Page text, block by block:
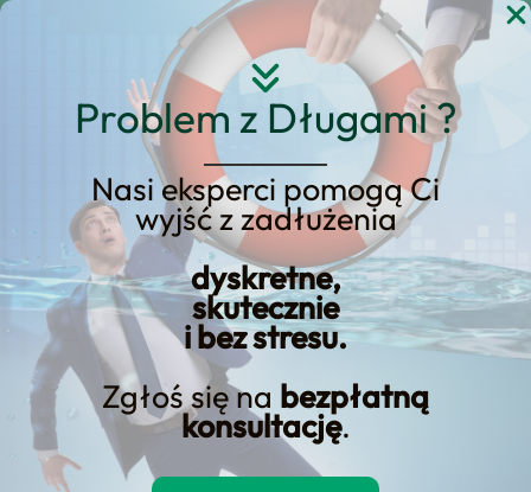
Problem z Długami ?
Nasi eksperci pomogą Ci
wyjść z zadłużenia
dyskretne,
skutecznie
i bez stresu.
Zgłoś się na bezpłatną
konsultację.
Przejdź
Wonga grozi sankcja:
Darmowy wpływ na
zdolność kredytową
Spis Treści